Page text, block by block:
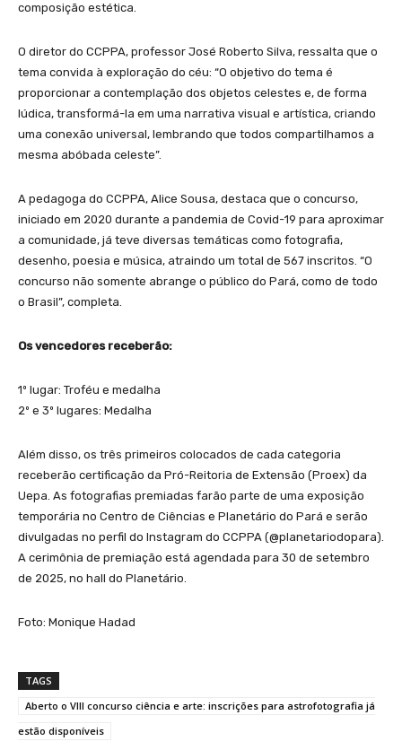
composição estética.
O diretor do CCPPA, professor José Roberto Silva, ressalta que o
tema convida à exploração do céu: “O objetivo do tema é
proporcionar a contemplação dos objetos celestes e, de forma
lúdica, transformá-la em uma narrativa visual e artística, criando
uma conexão universal, lembrando que todos compartilhamos a
mesma abóbada celeste”.
A pedagoga do CCPPA, Alice Sousa, destaca que o concurso,
iniciado em 2020 durante a pandemia de Covid-19 para aproximar
a comunidade, já teve diversas temáticas como fotografia,
desenho, poesia e música, atraindo um total de 567 inscritos. “O
concurso não somente abrange o público do Pará, como de todo
o Brasil”, completa.
Os vencedores receberão:
1º lugar: Troféu e medalha
2º e 3º lugares: Medalha
Além disso, os três primeiros colocados de cada categoria
receberão certificação da Pró-Reitoria de Extensão (Proex) da
Uepa. As fotografias premiadas farão parte de uma exposição
temporária no Centro de Ciências e Planetário do Pará e serão
divulgadas no perfil do Instagram do CCPPA (@planetariodopara).
A cerimônia de premiação está agendada para 30 de setembro
de 2025, no hall do Planetário.
Foto: Monique Hadad
TAGS
Aberto o VIII concurso ciência e arte: inscrições para astrofotografia já
estão disponíveis